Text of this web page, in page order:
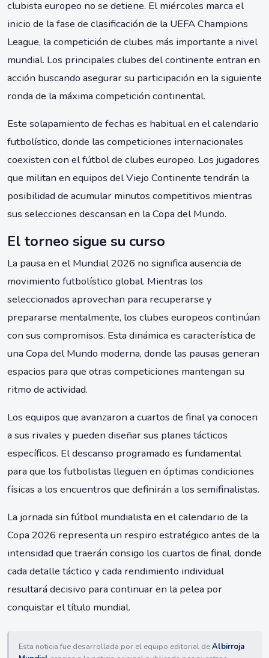
clubista europeo no se detiene. El miércoles marca el
inicio de la fase de clasificación de la UEFA Champions
League, la competición de clubes más importante a nivel
mundial. Los principales clubes del continente entran en
acción buscando asegurar su participación en la siguiente
ronda de la máxima competición continental.
Este solapamiento de fechas es habitual en el calendario
futbolístico, donde las competiciones internacionales
coexisten con el fútbol de clubes europeo. Los jugadores
que militan en equipos del Viejo Continente tendrán la
posibilidad de acumular minutos competitivos mientras
sus selecciones descansan en la Copa del Mundo.
El torneo sigue su curso
La pausa en el Mundial 2026 no significa ausencia de
movimiento futbolístico global. Mientras los
seleccionados aprovechan para recuperarse y
prepararse mentalmente, los clubes europeos continúan
con sus compromisos. Esta dinámica es característica de
una Copa del Mundo moderna, donde las pausas generan
espacios para que otras competiciones mantengan su
ritmo de actividad.
Los equipos que avanzaron a cuartos de final ya conocen
a sus rivales y pueden diseñar sus planes tácticos
específicos. El descanso programado es fundamental
para que los futbolistas lleguen en óptimas condiciones
físicas a los encuentros que definirán a los semifinalistas.
La jornada sin fútbol mundialista en el calendario de la
Copa 2026 representa un respiro estratégico antes de la
intensidad que traerán consigo los cuartos de final, donde
cada detalle táctico y cada rendimiento individual
resultará decisivo para continuar en la pelea por
conquistar el título mundial.
Esta noticia fue desarrollada por el equipo editorial deAlbirroja